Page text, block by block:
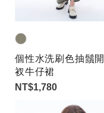
個性水洗刷色抽鬚開
衩牛仔裙
NT$1,780